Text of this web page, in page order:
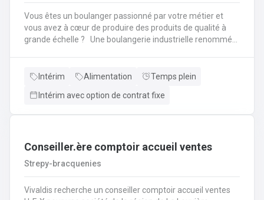
Vous êtes un boulanger passionné par votre métier et
vous avez à cœur de produire des produits de qualité à
grande échelle ? Une boulangerie industrielle renommée
missions : Préparation et cuisson des produits : Vous
baguettes, brioches et autres produits de boulangerie en
de texture et d'apparence. Vous contrôlerez la cuisson et
qualité constante.Gestion des pâtes : Vous superviserez la
utilisation des machines de pétrissage et de
Intérim Alimentation
Temps plein
Intérim avec option de contrat fixe
Conseiller.ère comptoir accueil ventes
Strepy-bracquenies
Vivaldis recherche un conseiller comptoir accueil ventes